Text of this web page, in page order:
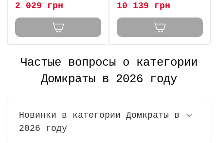
2 029 грн 10 139 грн
Частые вопросы о категории
Домкраты в 2026 году
Новинки в категории Домкраты в
2026 году